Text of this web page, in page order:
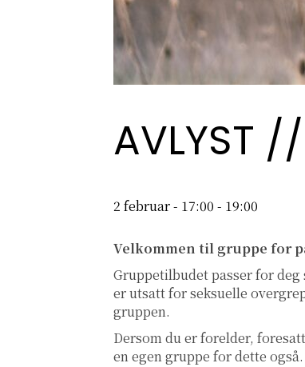
AVLYST
2 februar - 17:00 - 19:00
Velkommen til gruppe for
Gruppetilbudet passer for
er utsatt for seksuelle
gruppen.
Dersom du er forelder,
en egen gruppe for dette